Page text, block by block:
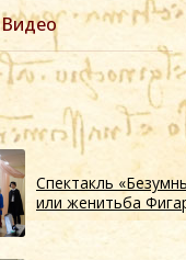
Видео
Спектакль
или женитьба